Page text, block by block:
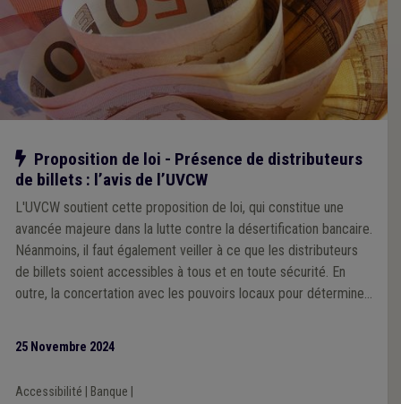
Notre action
Proposition de loi - Présence de distributeurs
de billets : l’avis de l’UVCW
L'UVCW soutient cette proposition de loi, qui constitue une
avancée majeure dans la lutte contre la désertification bancaire.
Néanmoins, il faut également veiller à ce que les distributeurs
de billets soient accessibles à tous et en toute sécurité. En
outre, la concertation avec les pouvoirs locaux pour déterminer
25 Novembre 2024
Accessibilité Banque